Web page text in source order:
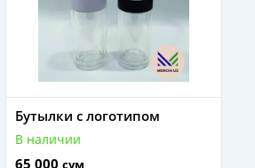
Бутылки с логотипом
В наличии
65 000 сум